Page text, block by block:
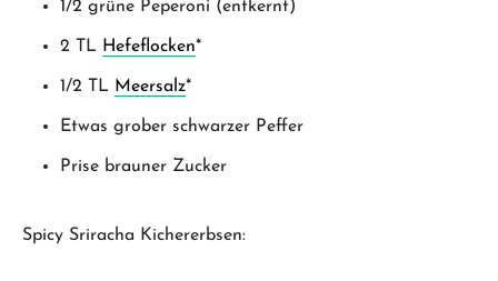
1/2 grüne Peperoni (entkernt)
2 TL Hefeflocken*
1/2 TL Meersalz*
Etwas grober schwarzer Peffer
Prise brauner Zucker
Spicy Sriracha Kichererbsen: